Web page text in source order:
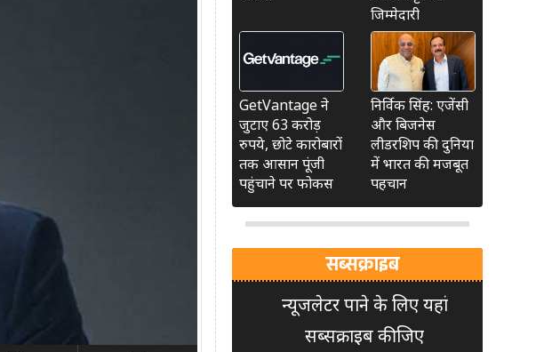
जिम्मेदारी
GetVantage ने
जुटाए 63 करोड़
रुपये, छोटे कारोबारों
तक आसान पूंजी
पहुंचाने पर फोकस
निर्विक सिंह: एजेंसी
और बिजनेस
लीडरशिप की दुनिया
में भारत की मजबूत
पहचान
सब्सक्राइब
न्यूजलेटर पाने के लिए यहां
सब्सक्राइब कीजिए